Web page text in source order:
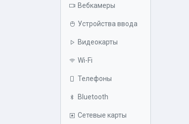
Вебкамеры
Устройства ввода
Видеокарты
Wi-Fi
Телефоны
Bluetooth
Сетевые карты